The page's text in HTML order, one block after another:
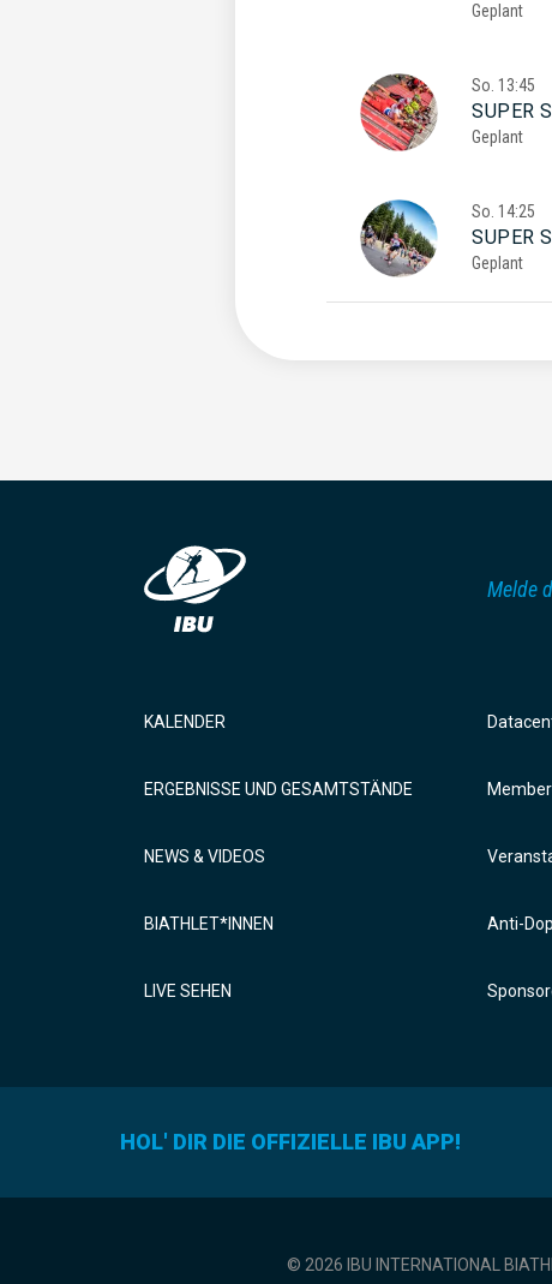
Geplant
So. 13:45
SUPER
Geplant
So. 14:25
SUPER
Geplant
Melde
KALENDER
ERGEBNISSE UND GESAMTSTÄNDE
NEWS & VIDEOS
BIATHLET*INNEN
LIVE SEHEN
Anti-
HOL' DIR DIE OFFIZIELLE IBU APP!
© 2026 IBU INTERNATIONAL